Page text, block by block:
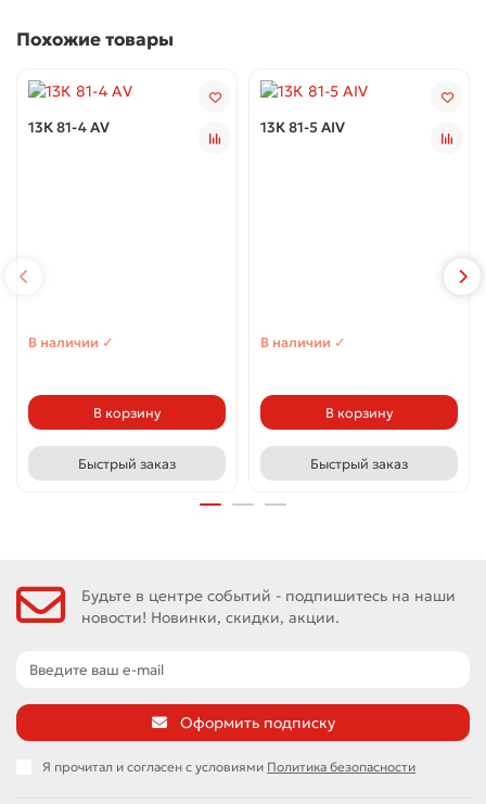
Похожие товары
13К 81-4 АV
В наличии ✓
В корзину
Быстрый заказ
13К 81-5 АIV
В наличии ✓
В корзину
Быстрый заказ
Будьте в центре событий - подпишитесь на наши
новости! Новинки, скидки, акции.
Оформить подписку
Я прочитал и согласен с условиями Политика безопасности